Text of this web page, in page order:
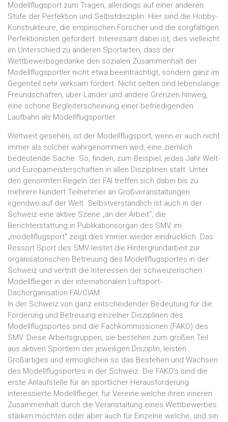
Modellflugsport zum Tragen, allerdings auf einer anderen
Stufe der Perfektion und Selbstdisziplin. Hier sind die Hobby-
Konstrukteure, die empirischen Forscher und die sorgfältigen
Perfektionisten gefordert. Interessant dabei ist, dies vielleicht
im Unterschied zu anderen Sportarten, dass der
Wettbewerbsgedanke den sozialen Zusammenhalt der
Modellflugsportler nicht etwa beeinträchtigt, sondern ganz im
Gegenteil sehr wirksam fördert. Nicht selten sind lebenslange
Freundschaften, über Länder und andere Grenzen hinweg,
eine schöne Begleiterscheinung einer befriedigenden
Laufbahn als Modellflugsportler.
Weltweit gesehen, ist der Modellflugsport, wenn er auch nicht
immer als solcher wahrgenommen wird, eine ziemlich
bedeutende Sache. So, finden, zum Beispiel, jedes Jahr Welt-
und Europameisterschaften in allen Disziplinen statt. Unter
den genormten Regeln der FAI treffen sich dabei bis zu
mehrere hundert Teilnehmer an Großveranstaltungen
irgendwo auf der Welt. Selbstverständlich ist auch in der
Schweiz eine aktive Szene „an der Arbeit“, die
Berichterstattung in Publikationsorgan des SMV, im
„modellflugsport“ zeigt dies immer wieder eindrücklich. Das
Ressort Sport des SMV leistet die Hintergrundarbeit zur
organisatorischen Betreuung des Modellflugsportes in der
Schweiz und vertritt die Interessen der schweizerischen
Modellflieger in der internationalen Luftsport-
Dachorganisation FAI/CIAM.
In der Schweiz von ganz entscheidender Bedeutung für die
Förderung und Betreuung einzelner Disziplinen des
Modellflugsportes sind die Fachkommissionen (FAKO) des
SMV. Diese Arbeitsgruppen, sie bestehen zum großen Teil
aus aktiven Sportlern der jeweiligen Disziplin, leisten
Großartiges und ermöglichen so das Bestehen und Wachsen
des Modellflugsportes in der Schweiz. Die FAKO’s sind die
erste Anlaufstelle für an sportlicher Herausforderung
interessierte Modellflieger, für Vereine welche ihren inneren
Zusammenhalt durch die Veranstaltung eines Wettbewerbes
stärken möchten oder aber auch für Einzelne welche, und sei